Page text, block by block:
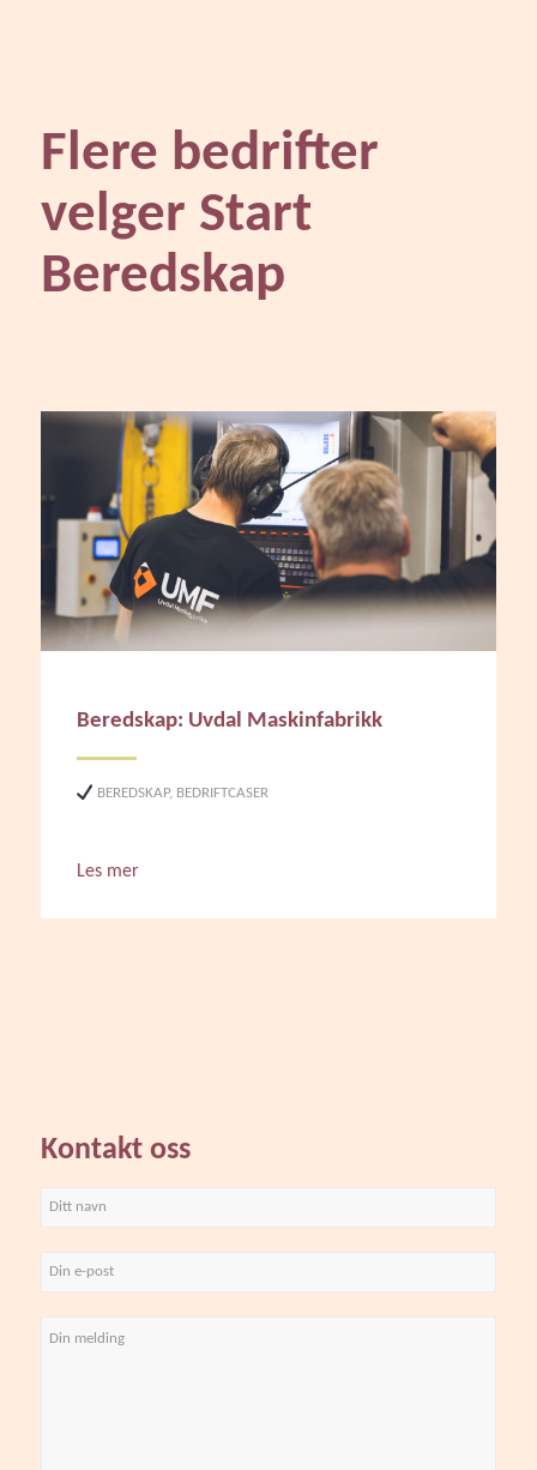
Flere bedrifter
velger Start
Beredskap
Beredskap: Uvdal Maskinfabrikk
BEREDSKAP, BEDRIFTCASER
Les mer
Kontakt oss